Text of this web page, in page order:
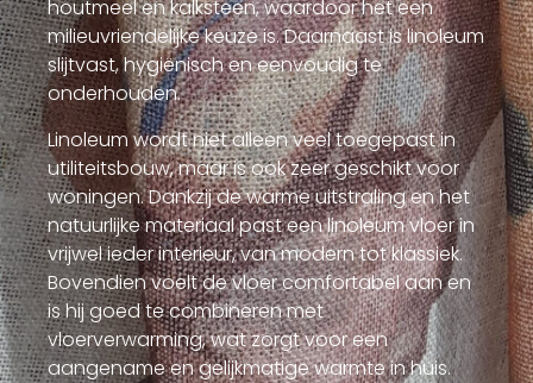
houtmeel en kalksteen, waardoor het een
milieuvriendelijke keuze is. Daarnaast is linoleum
slijtvast, hygiënisch en eenvoudig te
onderhouden.
Linoleum wordt niet alleen veel toegepast in
utiliteitsbouw, maar is ook zeer geschikt voor
woningen. Dankzij de warme uitstraling en het
natuurlijke materiaal past een linoleum vloer in
vrijwel ieder interieur, van modern tot klassiek.
Bovendien voelt de vloer comfortabel aan en
is hij goed te combineren met
vloerverwarming, wat zorgt voor een
aangename en gelijkmatige warmte in huis.